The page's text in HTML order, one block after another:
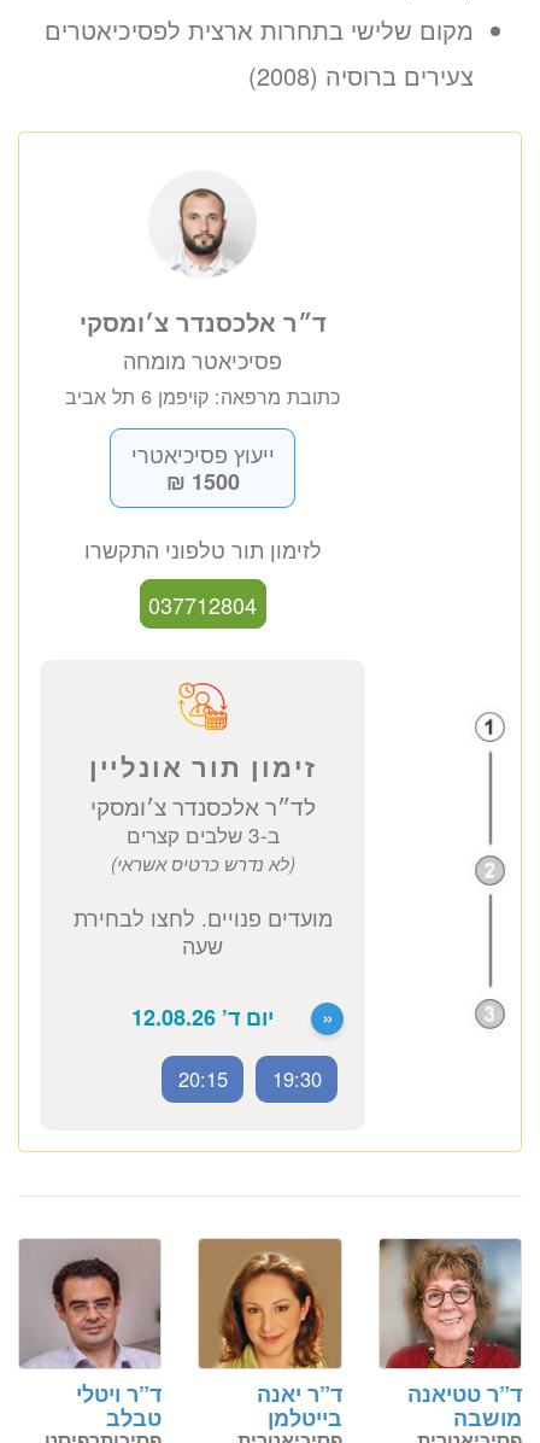
מקום שלישי בתחרות ארצית לפסיכיאטרים
צעירים ברוסיה (2008)
ד״ר אלכסנדר צ׳ומסקי
ייעוץ פסיכיאטרי
1500 ₪
לזימון תור טלפוני התקשרו
037712804
19:30
20:15
ד”ר ויטלי
טבלב
ד”ר יאנה
בייטלמן
ד”ר טטיאנה
מושבה